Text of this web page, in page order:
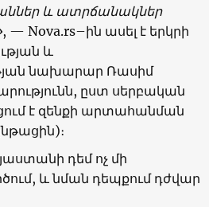
և ատրճանակներ
, — Nova.rs–ին ասել է երկրի
և
նախարար Ռասիմ
ըստ սերբական
է զենքի արտահանման
դեմ ոչ մի
և նման դեպքում դժվար